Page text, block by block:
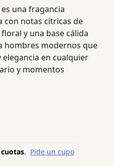
es una fragancia
con notas cítricas de
y una base cálida
hombres modernos que
en cualquier
y momentos